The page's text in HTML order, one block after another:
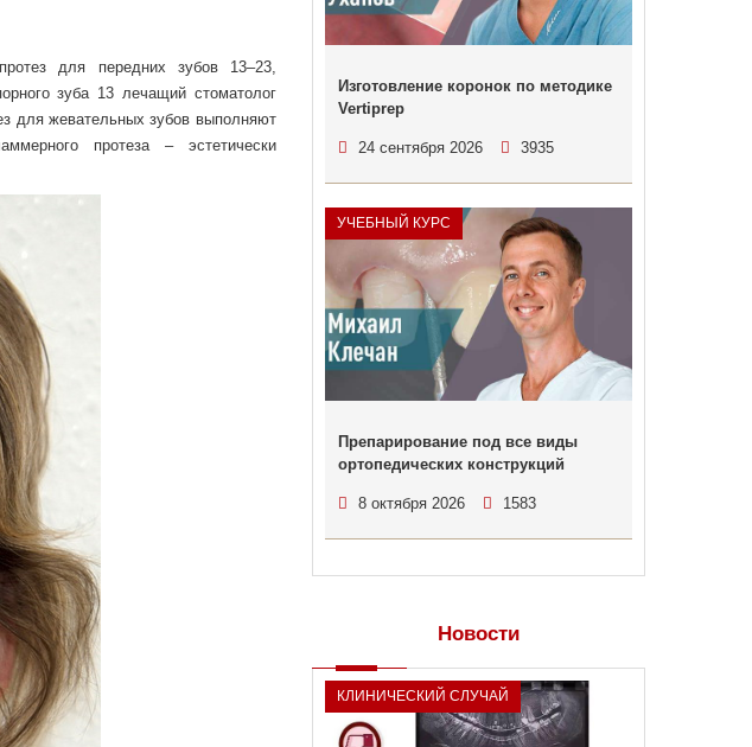
для передних зубов 13–23,
зуба 13 лечащий стоматолог
для жевательных зубов выполняют
протеза – эстетически
Изготовление коронок по методике
Vertiprep
24 сентября 2026 3935
УЧЕБНЫЙ КУРС
Препарирование под все виды
ортопедических конструкций
8 октября 2026 1583
Новости
КЛИНИЧЕСКИЙ СЛУЧАЙ